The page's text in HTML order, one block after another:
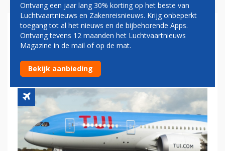
TUI START LONGHAUL-
VLUCHTEN VANUIT
DUITSLAND
Ontvang een jaar lang 30% korting op het beste van
Luchtvaartnieuws en Zakenreisnieuws. Krijg onbeperkt
toegang tot al het nieuws en de bijbehorende Apps.
Ontvang tevens 12 maanden het Luchtvaartnieuws
Magazine in de mail of op de mat.
Bekijk aanbieding